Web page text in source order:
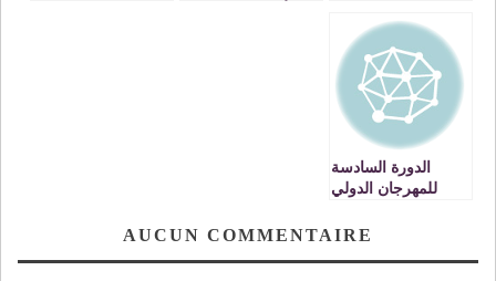
مليلية
الدورة السادسة
للمهرجان الدولي
شعار : الموسيقىAUCUN COMMENTAIRE